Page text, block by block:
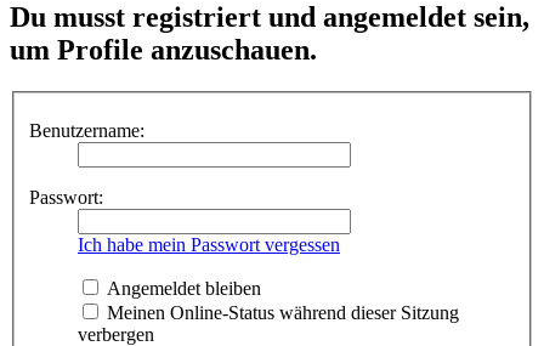
Du musst registriert und angemeldet sein,
um Profile anzuschauen.
Benutzername:
Passwort:
Ich habe mein Passwort vergessen
Angemeldet bleiben
Meinen Online-Status während dieser Sitzung
verbergen